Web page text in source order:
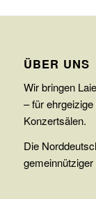
ÜBER UNS
Wir bringen
– für
Konzertsälen.
Die